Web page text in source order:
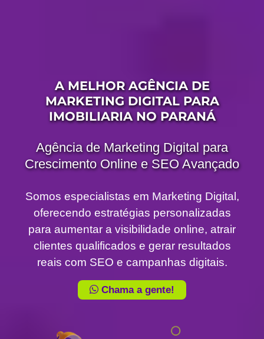
A MELHOR AGÊNCIA DE
MARKETING DIGITAL PARA
IMOBILIARIA NO PARANÁ
Agência de Marketing Digital para
Crescimento Online e SEO Avançado
Somos especialistas em Marketing Digital,
oferecendo estratégias personalizadas
para aumentar a visibilidade online, atrair
clientes qualificados e gerar resultados
reais com SEO e campanhas digitais.
Chama a gente!